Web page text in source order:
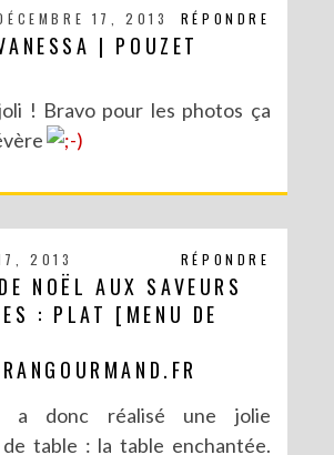
: UNE CARTE POP-UP QUI BRISE LA GLACE !
RÉPONDRE
17, 2013
| POUZET
! Bravo pour les photos ça
RÉPONDRE
2013
NOËL AUX SAVEURS
: PLAT [MENU DE
a donc réalisé une jolie
table : la table enchantée.